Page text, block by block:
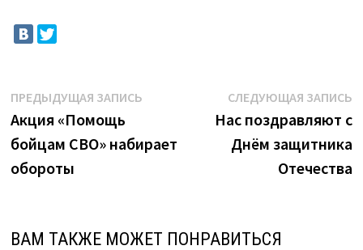
Навигация
по
записям
ПРЕДЫДУЩАЯ ЗАПИСЬ
Акция «Помощь
бойцам СВО» набирает
обороты
СЛЕДУЮЩАЯ ЗАПИСЬ
Нас поздравляют с
Днём защитника
Отечества
ВАМ ТАКЖЕ МОЖЕТ ПОНРАВИТЬСЯ